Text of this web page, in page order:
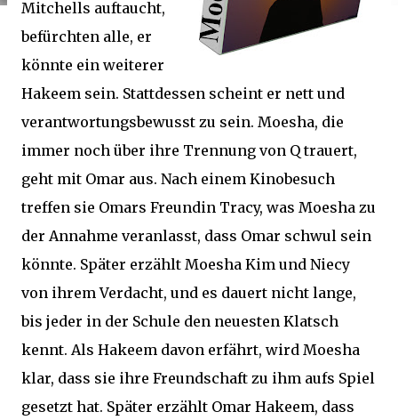
Mitchells auftaucht,
befürchten alle, er
könnte ein weiterer
Hakeem sein. Stattdessen scheint er nett und
verantwortungsbewusst zu sein. Moesha, die
immer noch über ihre Trennung von Q trauert,
geht mit Omar aus. Nach einem Kinobesuch
treffen sie Omars Freundin Tracy, was Moesha zu
der Annahme veranlasst, dass Omar schwul sein
könnte. Später erzählt Moesha Kim und Niecy
von ihrem Verdacht, und es dauert nicht lange,
bis jeder in der Schule den neuesten Klatsch
kennt. Als Hakeem davon erfährt, wird Moesha
klar, dass sie ihre Freundschaft zu ihm aufs Spiel
gesetzt hat. Später erzählt Omar Hakeem, dass